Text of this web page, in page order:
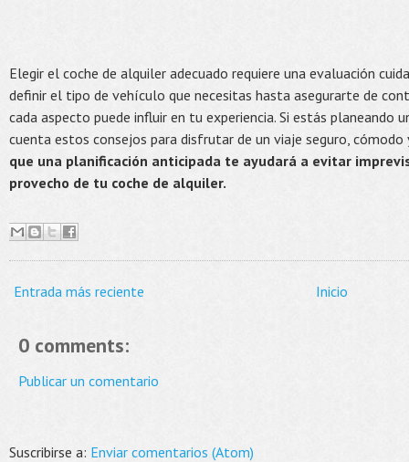
Elegir el coche de alquiler adecuado requiere una evaluación
definir el tipo de vehículo que necesitas hasta asegurarte de
cada aspecto puede influir en tu experiencia. Si estás planeando
cuenta estos consejos para disfrutar de un viaje seguro, cómodo
que una planificación anticipada te ayudará a evitar
provecho de tu coche de alquiler.
Entrada más reciente Inicio
0 comments:
Publicar un comentario
Suscribirse a: Enviar comentarios (Atom)